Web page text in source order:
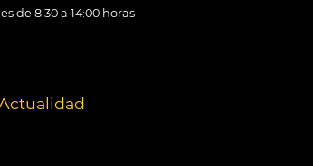
de 8:30 a 14:00 horas